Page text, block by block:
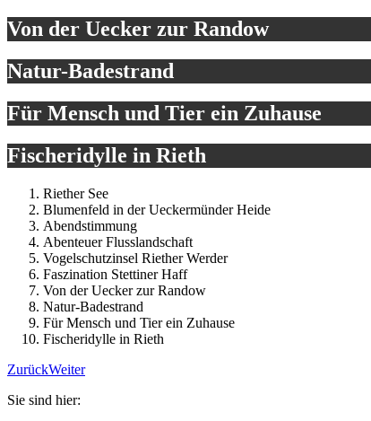
Von der Uecker zur Randow
Natur-Badestrand
Für Mensch und Tier ein Zuhause
Fischeridylle in Rieth
Riether See
Blumenfeld in der Ueckermünder Heide
Abendstimmung
Abenteuer Flusslandschaft
Vogelschutzinsel Riether Werder
Faszination Stettiner Haff
Von der Uecker zur Randow
Natur-Badestrand
Für Mensch und Tier ein Zuhause
Fischeridylle in Rieth
ZurückWeiter
Sie sind hier: